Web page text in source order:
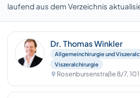
laufend aus dem Verzeichnis
Dr. Thomas Winkler
Allgemeinchirurgie und
Viszeralchirurgie
Rosenbursenstraße 8/7,